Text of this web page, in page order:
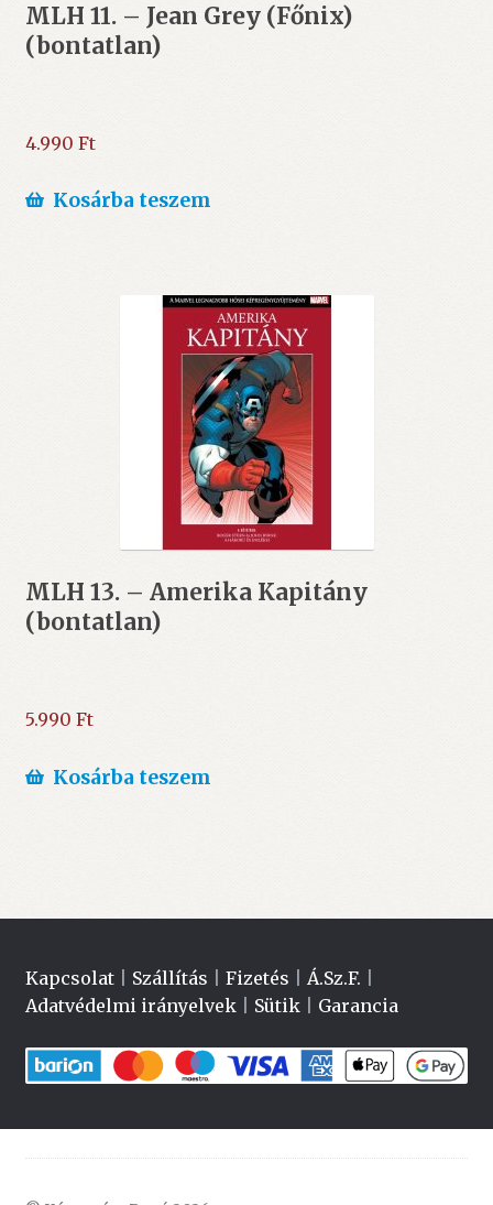
MLH 11. – Jean Grey (Főnix)
(bontatlan)
4.990 Ft
Kosárba teszem
MLH 13. – Amerika Kapitány
(bontatlan)
5.990 Ft
Kosárba teszem
Kapcsolat| Szállítás Fizetés Á.Sz.F.
Adatvédelmi irányelvek| Sütik| Garancia